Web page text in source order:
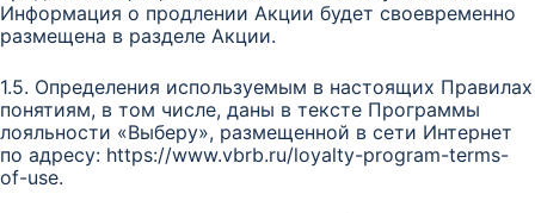
Информация о продлении Акции будет своевременно
размещена в разделе Акции.
1.5. Определения используемым в настоящих Правилах
понятиям, в том числе, даны в тексте Программы
лояльности «Выберу», размещенной в сети Интернет
по адресу: https://www.vbrb.ru/loyalty-program-terms-
of-use.